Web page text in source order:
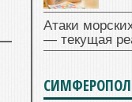
Атаки
— текущая